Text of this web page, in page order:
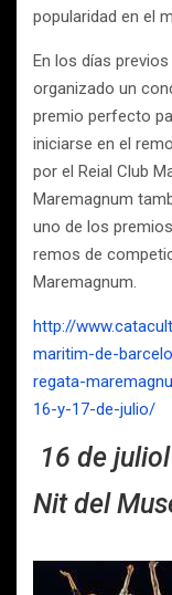
popularidad en el
En los días
organizado un
premio perfecto
iniciarse en el
por el Reial Club
Maremagnum
uno de los
remos de
Maremagnum.
http://
maritim-de-
regata-
16-y-17-de-julio/
16 de juliol
Nit del